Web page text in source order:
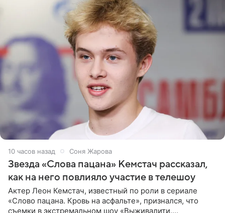
10 часов назад Соня Жарова
Звезда «Слова пацана» Кемстач рассказал,
как на него повлияло участие в телешоу
Актер Леон Кемстач, известный по роли в сериале
«Слово пацана. Кровь на асфальте», признался, что
съемки в экстремальном шоу «Выживалити.